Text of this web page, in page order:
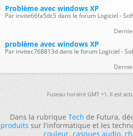
Problème avec windows XP
Par invite66fa5dc5 dans le forum Logiciel -
problème avec windows XP
Par invitec768813d dans le forum Logiciel -
Fuseau horaire GMT +1. Il est
Dans la rubriqueTechde Futura,
produitssur l'informatique et les
couleur,casques audio,